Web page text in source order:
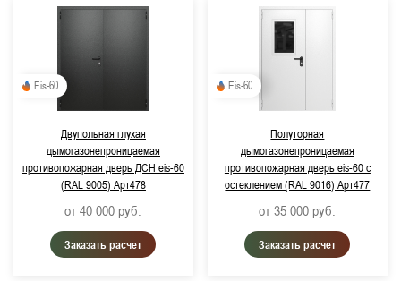
Eis-60
Двупольная глухая
дымогазонепроницаемая
противопожарная дверь ДСН eis-60
(RAL 9005) Арт478
от 40 000 руб.
Заказать расчет
Eis-60
Полуторная
дымогазонепроницаемая
противопожарная дверь eis-60 с
остеклением (RAL 9016) Арт477
от 35 000 руб.
Заказать расчет